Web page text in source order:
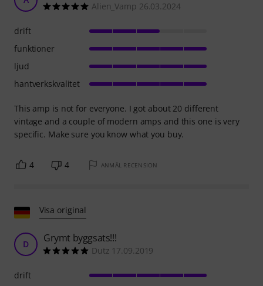
Alien_Vamp 26.03.2024
This amp is not for everyone. I got about 20 different
vintage and a couple of modern amps and this one is very
specific. Make sure you know what you buy.
drift
funktioner
ljud
hantverkskvalitet
4 4 ANMÄL RECENSION
Visa original
D Grymt byggsats!!!
Dutz 17.09.2019
drift